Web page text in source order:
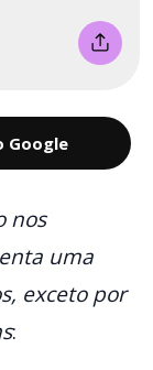
Google
nos
uma
exceto por
: